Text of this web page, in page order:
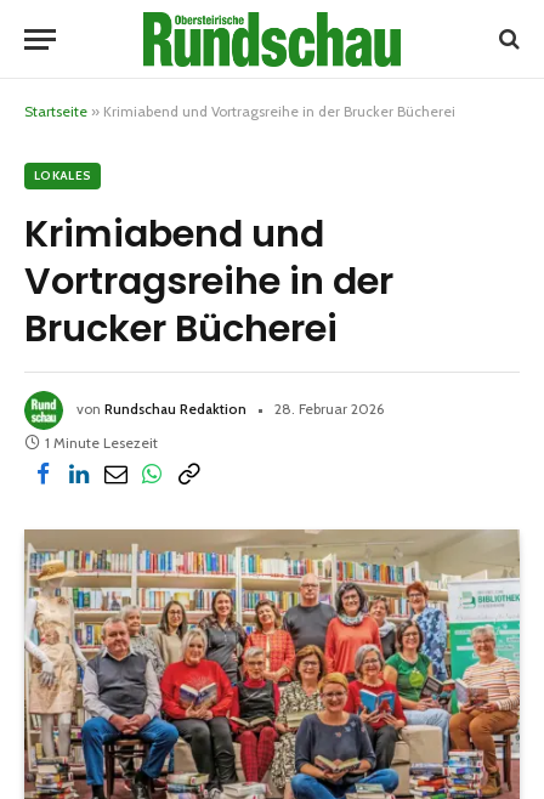
Startseite » Krimiabend und Vortragsreihe in der Brucker Bücherei
LOKALES
Krimiabend und
Vortragsreihe in der
Brucker Bücherei
von Rundschau Redaktion
28. Februar 2026
1 Minute Lesezeit